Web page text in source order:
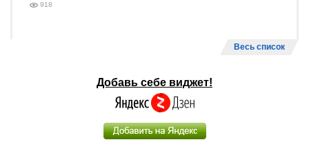
918
Весь список
Добавь себе виджет!